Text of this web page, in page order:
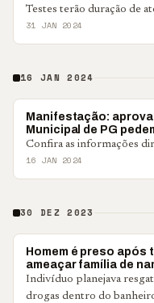
Testes terão duração de
31 JAN 2024
16 JAN 2024
PONTA GROSSA
Manifestação:
Municipal de PG
Confira as informações
16 JAN 2024
30 DEZ 2023
POLICIAL
Homem é preso após
ameaçar família de
Indivíduo planejava
drogas dentro do